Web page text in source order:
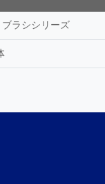
ブラシシリーズ